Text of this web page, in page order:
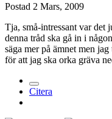
Postad 2 Mars, 2009
Tja, små-intressant var det
denna tråd ska gå in i
säga mer på ämnet men
för att jag ska orka gräva
Citera